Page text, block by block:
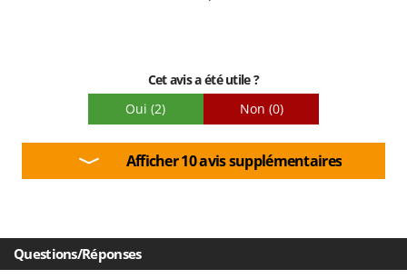
Cet avis a été utile ?
Oui (2) Non (0)
Afficher 10 avis supplémentaires
Questions/Réponses